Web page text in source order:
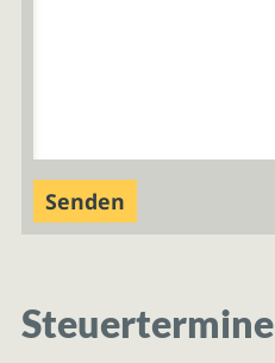
Steuertermine